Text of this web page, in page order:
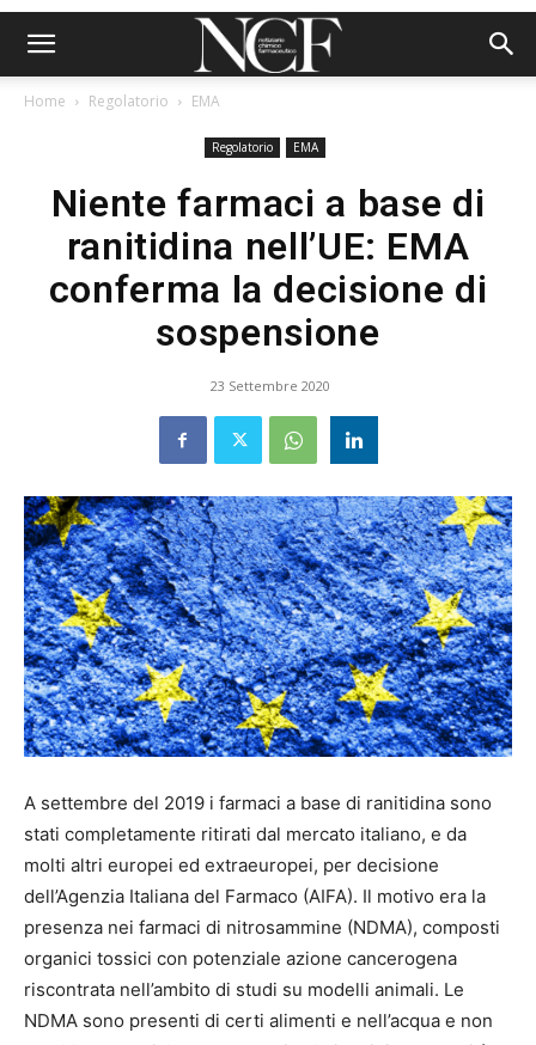
Home Regolatorio EMA
Regolatorio EMA
Niente farmaci a base di
ranitidina nell’UE: EMA
conferma la decisione di
sospensione
23 Settembre 2020
A settembre del 2019 i farmaci a base di ranitidina sono
stati completamente ritirati dal mercato italiano, e da
molti altri europei ed extraeuropei, per decisione
dell’Agenzia Italiana del Farmaco (AIFA). Il motivo era la
presenza nei farmaci di nitrosammine (NDMA), composti
organici tossici con potenziale azione cancerogena
riscontrata nell’ambito di studi su modelli animali. Le
NDMA sono presenti di certi alimenti e nell’acqua e non